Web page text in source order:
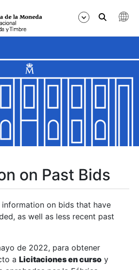
on Past Bids
on bids that have
as well as less recent past
de 2022, para obtener
a Licitaciones en curso y